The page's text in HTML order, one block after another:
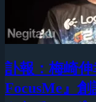
訃報：梅崎
FocusMe』